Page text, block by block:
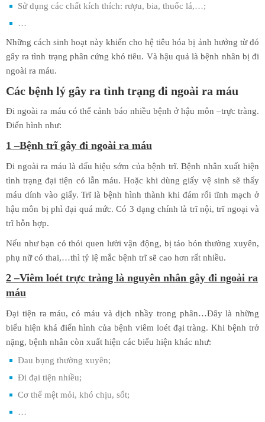
Sử dụng các chất kích thích: rượu, bia, thuốc lá,…;
…
Những cách sinh hoạt này khiến cho hệ tiêu hóa bị ảnh hưởng từ đó
gây ra tình trạng phân cứng khó tiêu. Và hậu quả là bệnh nhân bị đi
ngoài ra máu.
Các bệnh lý gây ra tình trạng đi ngoài ra máu
Đi ngoài ra máu có thể cảnh báo nhiều bệnh ở hậu môn –trực tràng.
Điển hình như:
1 –Bệnh trĩ gây đi ngoài ra máu
Đi ngoài ra máu là dấu hiệu sớm của bệnh trĩ. Bệnh nhân xuất hiện
tình trạng đại tiện có lẫn máu. Hoặc khi dùng giấy vệ sinh sẽ thấy
máu dính vào giấy. Trĩ là bệnh hình thành khi đám rối tĩnh mạch ở
hậu môn bị phì đại quá mức. Có 3 dạng chính là trĩ nội, trĩ ngoại và
trĩ hỗn hợp.
Nếu như bạn có thói quen lười vận động, bị táo bón thường xuyên,
phụ nữ có thai,…thì tỷ lệ mắc bệnh trĩ sẽ cao hơn rất nhiều.
2 –Viêm loét trực tràng là nguyên nhân gây đi ngoài ra
máu
Đại tiện ra máu, có máu và dịch nhầy trong phân…Đây là những
biểu hiện khá điển hình của bệnh viêm loét đại tràng. Khi bệnh trở
nặng, bệnh nhân còn xuất hiện các biểu hiện khác như:
Đau bụng thường xuyên;
Đi đại tiện nhiều;
Cơ thể mệt mỏi, khó chịu, sốt;
…